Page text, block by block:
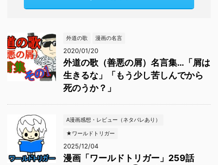
外道の歌 漫画の名言
2020/01/20
外道の歌（善悪の屑）名言集…「屑は
生きるな」「もう少し苦しんでから
死のうか？」
A漫画感想・レビュー（ネタバレあり）
★ワールドトリガー
2025/12/04
漫画「ワールドトリガー」259話